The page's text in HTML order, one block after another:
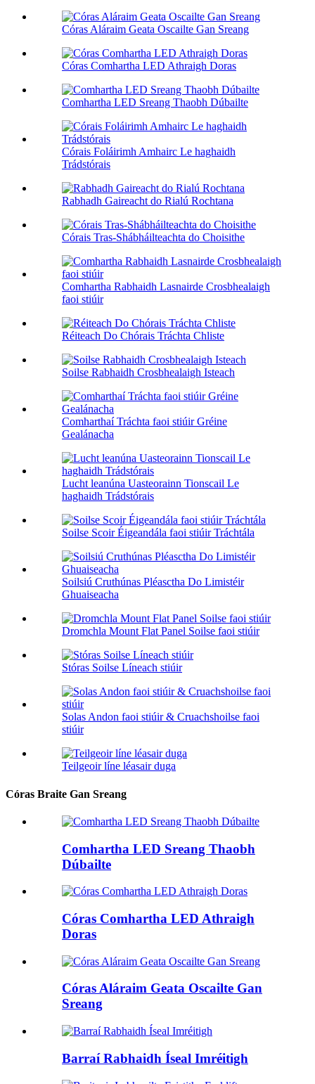
Córas Aláraim Geata Oscailte Gan Sreang
Córas Comhartha LED Athraigh Doras
Comhartha LED Sreang Thaobh Dúbailte
Córais Foláirimh Amhairc Le haghaidh
Trádstórais
Rabhadh Gaireacht do Rialú Rochtana
Córais Tras-Shábháilteachta do Choisithe
Comhartha Rabhaidh Lasnairde Crosbhealaigh
faoi stiúir
Réiteach Do Chórais Tráchta Chliste
Soilse Rabhaidh Crosbhealaigh Isteach
Comharthaí Tráchta faoi stiúir Gréine
Gealánacha
Lucht leanúna Uasteorainn Tionscail Le
haghaidh Trádstórais
Soilse Scoir Éigeandála faoi stiúir Tráchtála
Soilsiú Cruthúnas Pléasctha Do Limistéir
Ghuaiseacha
Dromchla Mount Flat Panel Soilse faoi stiúir
Stóras Soilse Líneach stiúir
Solas Andon faoi stiúir & Cruachshoilse faoi
stiúir
Teilgeoir líne léasair duga
Córas Braite Gan Sreang
Comhartha LED Sreang Thaobh
Dúbailte
Córas Comhartha LED Athraigh
Doras
Córas Aláraim Geata Oscailte Gan
Sreang
Barraí Rabhaidh Íseal Imréitigh